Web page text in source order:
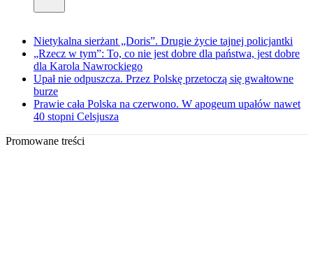
Nietykalna sierżant „Doris”. Drugie życie tajnej policjantki
„Rzecz w tym”: To, co nie jest dobre dla państwa, jest dobre
dla Karola Nawrockiego
Upał nie odpuszcza. Przez Polskę przetoczą się gwałtowne
burze
Prawie cała Polska na czerwono. W apogeum upałów nawet
40 stopni Celsjusza
Promowane treści